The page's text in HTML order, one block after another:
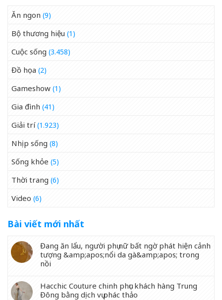
Ăn ngon (9)
Bộ thương hiệu (1)
Cuộc sống (3.458)
Đồ họa (2)
Gameshow (1)
Gia đình (41)
Giải trí(1.923)
Nhịp sống (8)
Sống khỏe (5)
Thời trang (6)
Video (6)
Bài viết mới nhất
Đang ăn lẩu, người phụ nữ bất ngờ phát hiện cảnh
tượng &amp;apos;nổi da gà&amp;apos; trong
nồi
Hacchic Couture chinh phục khách hàng Trung
Đông bằng dịch vụ phác thảo